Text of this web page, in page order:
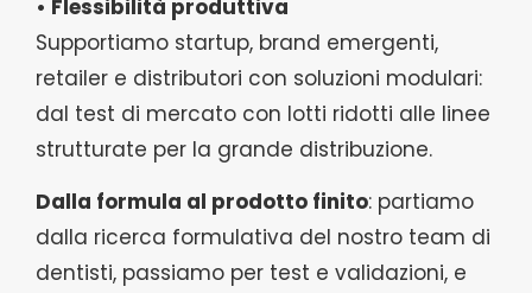
• Flessibilità produttiva
Supportiamo startup, brand emergenti,
retailer e distributori con soluzioni modulari:
dal test di mercato con lotti ridotti alle linee
strutturate per la grande distribuzione.
Dalla formula al prodotto finito: partiamo
dalla ricerca formulativa del nostro team di
dentisti, passiamo per test e validazioni, e